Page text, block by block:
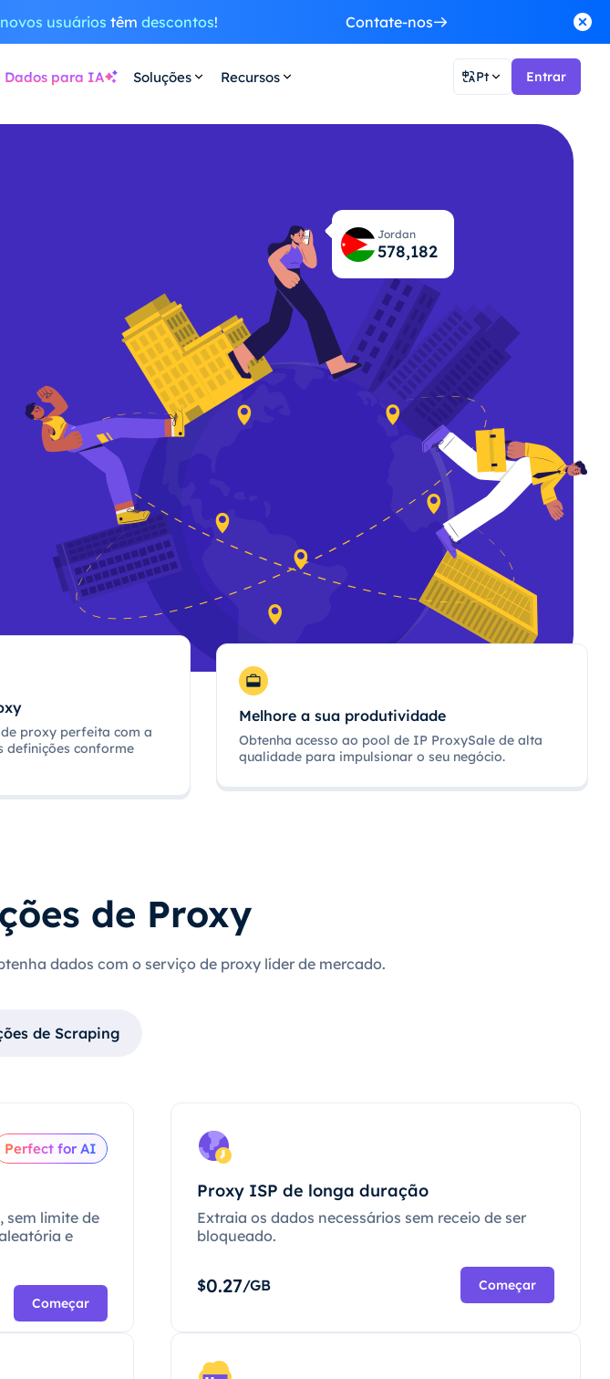
novos usuários têm descontos! Contate-nos
Dados para IA Soluções Recursos Pt Entrar
Jordan
578,219
proxy perfeita com a
definições conforme
Melhore a sua produtividade
Obtenha acesso ao pool de IP ProxySale de alta
qualidade para impulsionar o seu negócio.
de Proxy
dados com o serviço de proxy líder de mercado.
de Scraping
Perfect for AI
sem limite de
e
Começar
Proxy ISP de longa duração
Extraia os dados necessários sem receio de ser
bloqueado.
$0.27/GB Começar